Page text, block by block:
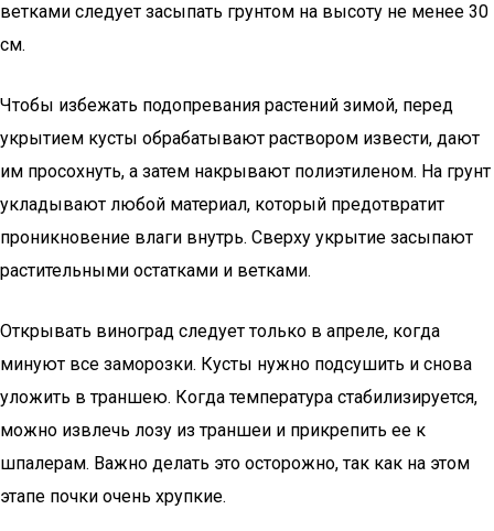
ветками следует засыпать грунтом на высоту не менее 30
см.
Чтобы избежать подопревания растений зимой, перед
укрытием кусты обрабатывают раствором извести, дают
им просохнуть, а затем накрывают полиэтиленом. На грунт
укладывают любой материал, который предотвратит
проникновение влаги внутрь. Сверху укрытие засыпают
растительными остатками и ветками.
Открывать виноград следует только в апреле, когда
минуют все заморозки. Кусты нужно подсушить и снова
уложить в траншею. Когда температура стабилизируется,
можно извлечь лозу из траншеи и прикрепить ее к
шпалерам. Важно делать это осторожно, так как на этом
этапе почки очень хрупкие.